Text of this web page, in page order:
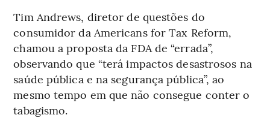
Tim Andrews, diretor de questões do
consumidor da Americans for Tax Reform,
chamou a proposta da FDA de “errada”,
observando que “terá impactos desastrosos na
saúde pública e na segurança pública”, ao
mesmo tempo em que não consegue conter o
tabagismo.